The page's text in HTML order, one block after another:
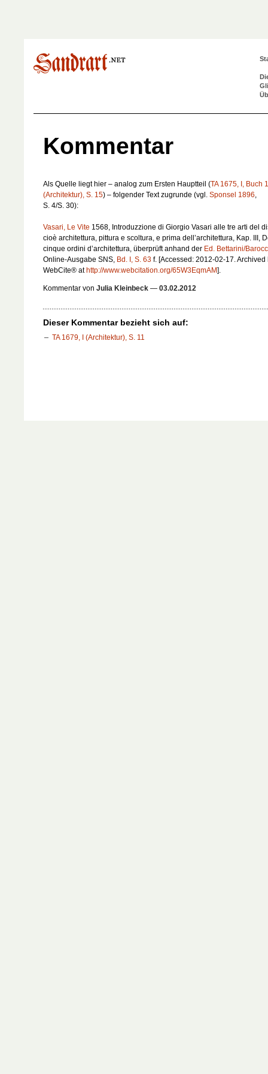
Kommentar
Als Quelle liegt hier – analog zum Ersten Hauptteil (TA 1675, I, Buch 1
(Architektur), S. 15) – folgender Text zugrunde (vgl. Sponsel 1896,
S. 4/S. 30):
Vasari, Le Vite 1568, Introduzzione di Giorgio Vasari alle tre arti del
cioè architettura, pittura e scoltura, e prima dell’architettura, Kap. III,
cinque ordini d’architettura, überprüft anhand der Ed. Bettarini/
Online-Ausgabe SNS, Bd. I, S. 63 f. [Accessed: 2012-02-17. Archived
WebCite® at http://www.webcitation.org/65W3EqmAM].
Kommentar von Julia Kleinbeck — 03.02.2012
Dieser Kommentar bezieht sich auf:
TA 1679, I (Architektur), S. 11